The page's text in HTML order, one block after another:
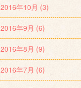
2016年10月 (3)
2016年9月 (6)
2016年8月 (9)
2016年7月 (6)